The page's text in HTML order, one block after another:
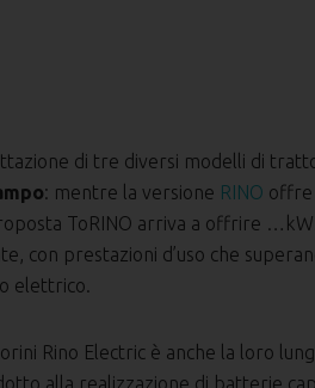
di tre diversi modelli di
: mentre la versione RINO offre
ToRINO arriva a offrire
con prestazioni d’uso che
elettrico.
Rino Electric è anche la loro
alla realizzazione di batterie